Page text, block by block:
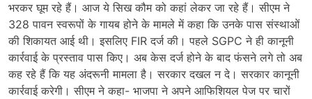
भरकर घूम रहे हैं। आज ये सिख कौम को कहां लेकर जा रहे हैं। सीएम ने
328 पावन स्वरूपों के गायब होने के मामले में कहा कि उनके पास संस्थाओं
की शिकायत आई थी। इसलिए FIR दर्ज की। पहले SGPC ने ही कानूनी
कार्रवाई के प्रस्ताव पास किए। अब केस दर्ज होने के बाद फंसने लगे तो अब
कह रहे हैं कि यह अंदरूनी मामला है। सरकार दखल न दे। सरकार कानूनी
कार्रवाई करेगी। सीएम ने कहा- भाजपा ने अपने आफिशियल पेज पर चारों